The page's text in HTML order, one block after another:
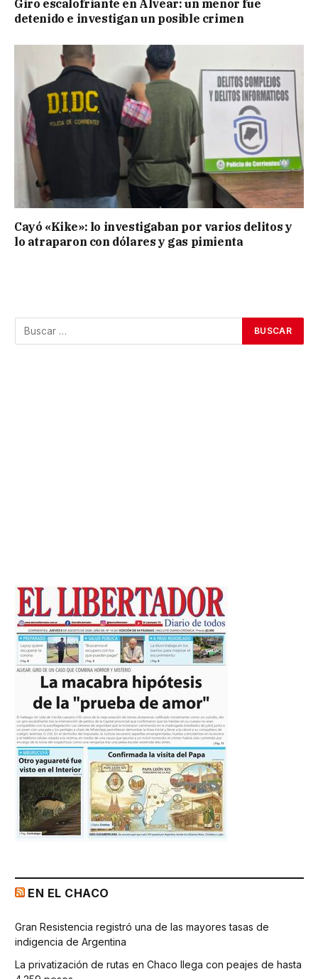
Giro escalofriante en Alvear: un menor fue
detenido e investigan un posible crimen
Cayó «Kike»: lo investigaban por varios delitos y
lo atraparon con dólares y gas pimienta
EN EL CHACO
Gran Resistencia registró una de las mayores tasas de
indigencia de Argentina
La privatización de rutas en Chaco llega con peajes de hasta